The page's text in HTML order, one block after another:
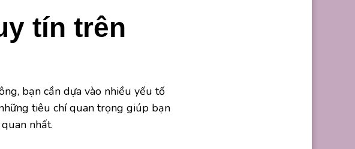
tín trên
bạn cần dựa vào nhiều yếu tố
tiêu chí quan trọng giúp bạn
nhất.